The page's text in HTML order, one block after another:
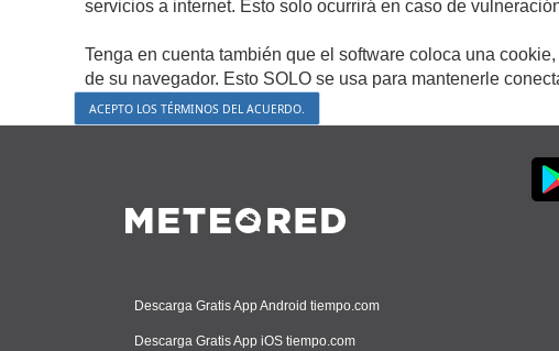
servicios a internet. Esto solo ocurrirá en caso de
Tenga en cuenta también que el software coloca una
de su navegador. Esto SOLO se usa para mantenerle
Descarga Gratis App Android tiempo.com
Descarga Gratis App iOS tiempo.com